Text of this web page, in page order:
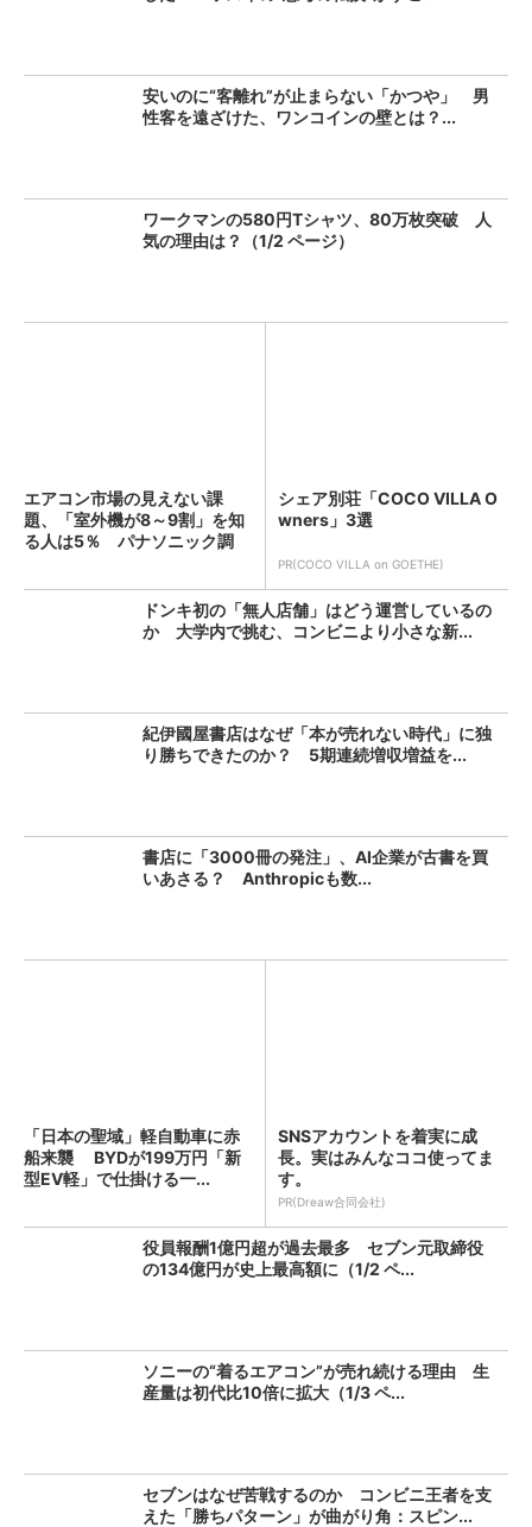
安いのに“客離れ”が止まらない「かつや」 男
性客を遠ざけた、ワンコインの壁とは？...
ワークマンの580円Tシャツ、80万枚突破 人
気の理由は？（1/2 ページ）
エアコン市場の見えない課
題、「室外機が8～9割」を知
る人は5％ パナソニック調
シェア別荘「COCO VILLA O
wners」3選
PR(COCO VILLA on GOETHE)
ドンキ初の「無人店舗」はどう運営しているの
か 大学内で挑む、コンビニより小さな新...
紀伊國屋書店はなぜ「本が売れない時代」に独
り勝ちできたのか？ 5期連続増収増益を...
書店に「3000冊の発注」、AI企業が古書を買
いあさる？ Anthropicも数...
「日本の聖域」軽自動車に赤
船来襲 BYDが199万円「新
型EV軽」で仕掛ける一...
SNSアカウントを着実に成
長。実はみんなココ使ってま
す。
PR(Dreaw合同会社)
役員報酬1億円超が過去最多 セブン元取締役
の134億円が史上最高額に（1/2 ペ...
ソニーの“着るエアコン”が売れ続ける理由 生
産量は初代比10倍に拡大（1/3 ペ...
セブンはなぜ苦戦するのか コンビニ王者を支
えた「勝ちパターン」が曲がり角：スピン...